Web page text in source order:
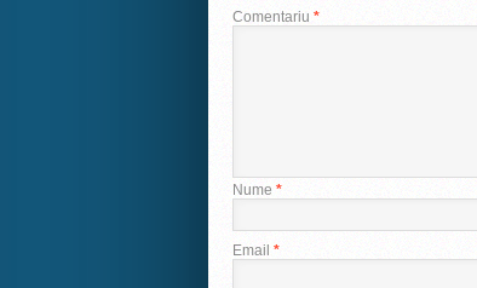
Comentariu *
Nume *
Email *